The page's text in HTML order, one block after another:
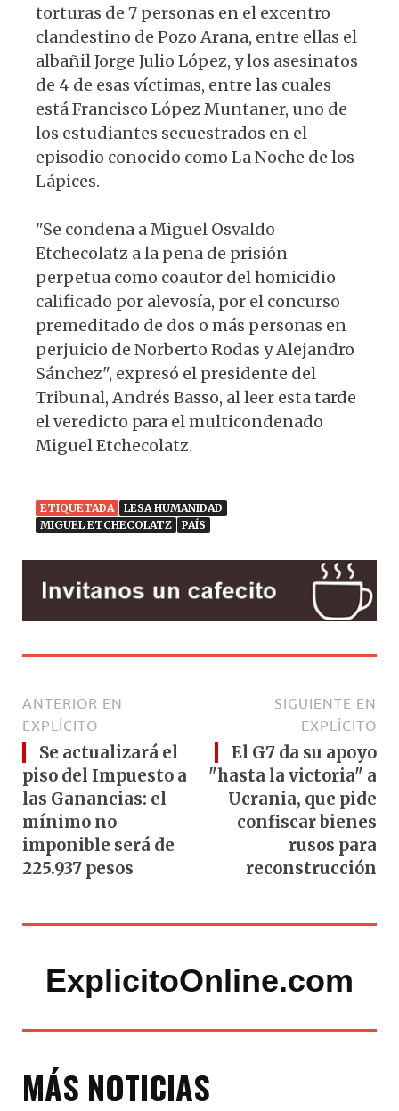
torturas de 7 personas en el excentro
clandestino de Pozo Arana, entre ellas el
albañil Jorge Julio López, y los asesinatos
de 4 de esas víctimas, entre las cuales
está Francisco López Muntaner, uno de
los estudiantes secuestrados en el
episodio conocido como La Noche de los
Lápices.
"Se condena a Miguel Osvaldo
Etchecolatz a la pena de prisión
perpetua como coautor del homicidio
calificado por alevosía, por el concurso
premeditado de dos o más personas en
perjuicio de Norberto Rodas y Alejandro
Sánchez", expresó el presidente del
Tribunal, Andrés Basso, al leer esta tarde
el veredicto para el multicondenado
Miguel Etchecolatz.
ETIQUETADA
LESA HUMANIDAD
MIGUEL ETCHECOLATZ
PAÍS
ANTERIOR EN
EXPLÍCITO
Se actualizará el
piso del Impuesto a
las Ganancias: el
mínimo no
imponible será de
225.937 pesos
SIGUIENTE EN
EXPLÍCITO
El G7 da su apoyo
"hasta la victoria" a
Ucrania, que pide
confiscar bienes
rusos para
reconstrucción
ExplicitoOnline.com
MÁS NOTICIAS